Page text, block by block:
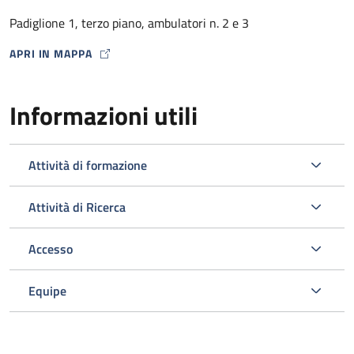
presso lo stesso Ambulatorio HIV) .
L’ambulatorio si occupa inoltre dello screening e della gestione
delle comorbosità correlate all’infezione da HIV programmando
gli esami ematici o strumentali e le visite specialistiche
opportuni nell’ambito del Policlinico.
Padiglione 1, terzo piano, ambulatori n. 2 e 3
APRI IN MAPPA
MAP ICON
Informazioni utili
Attività di formazione
Attività di Ricerca
Accesso
Equipe